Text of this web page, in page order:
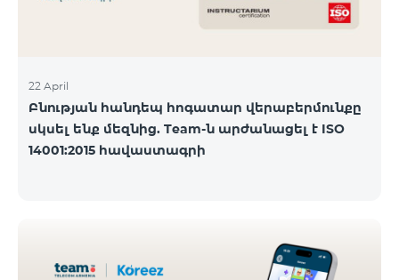
22 April
Բնության հանդեպ հոգատար վերաբերմունքը
սկսել ենք մեզնից. Team-ն արժանացել է ISO
14001:2015 հավաստագրի